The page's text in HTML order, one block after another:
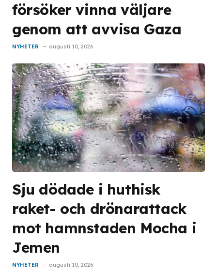
försöker vinna väljare
genom att avvisa Gaza
NYHETER augusti 10, 2026
Sju dödade i huthisk
raket- och drönarattack
mot hamnstaden Mocha i
Jemen
NYHETER augusti 10, 2026